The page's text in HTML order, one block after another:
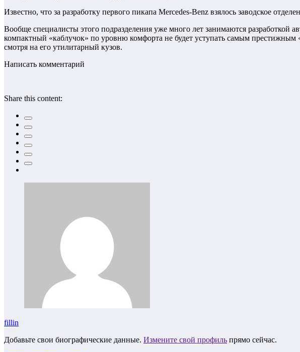
Известно, что за разработку первого пикапа Mercedes-Benz взялось заводское
Вообще специалисты этого подразделения уже много лет занимаются разработкой
компактный «каблучок» по уровню комфорта не будет уступать самым
смотря на его утилитарный кузов.
Написать комментарий
Share this content:
fillin
Добавьте свои биографические данные. Измените свой профиль прямо сейчас.